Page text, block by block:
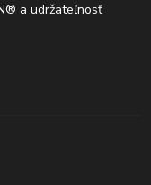
a udržateľnosť